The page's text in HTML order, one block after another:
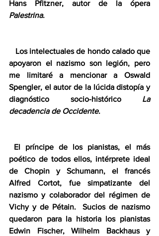
Palestrina.
Los intelectuales de hondo calado que
apoyaron el nazismo son legión, pero
me limitaré a mencionar a Oswald
Spengler, el autor de la lúcida distopía y
diagnóstico socio-histórico La
decadencia de Occidente.
El príncipe de los pianistas, el más
poético de todos ellos, intérprete ideal
de Chopin y Schumann, el francés
Alfred Cortot, fue simpatizante del
nazismo y colaborador del régimen de
Vichy y de Pétain.  Sucios de nazismo
quedaron para la historia los pianistas
Edwin Fischer, Wilhelm Backhaus y